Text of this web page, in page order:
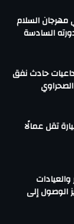
السلام
السادسة
حادث نفق
تقل عمالًا
الوصول إلى